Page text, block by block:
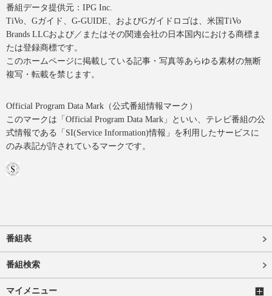
番組データ提供元：IPG Inc.
TiVo、Gガイド、G-GUIDE、およびGガイドロゴは、米国TiVo
Brands LLCおよび／またはその関連会社の日本国内における商標ま
たは登録商標です。
このホームページに掲載している記事・写真等あらゆる素材の無断
複写・転載を禁じます。
Official Program Data Mark（公式番組情報マーク）
このマークは「Official Program Data Mark」といい、テレビ番組の公
式情報である「SI(Service Information)情報」を利用したサービスに
のみ表記が許されているマークです。
番組表
番組検索
マイメニュー